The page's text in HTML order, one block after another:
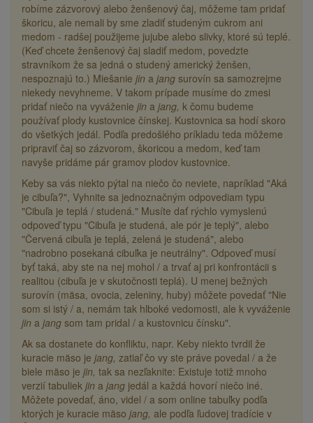
robíme zázvorový alebo ženšenový čaj, môžeme tam pridať
škoricu, ale nemali by sme zladiť studeným cukrom ani
medom - radšej použijeme jujube alebo slivky, ktoré sú teplé.
(Keď chcete ženšenový čaj sladiť medom, povedzte
stravníkom že sa jedná o studený americký ženšen,
nespoznajú to.) Miešanie jin a jang surovín sa samozrejme
niekedy nevyhneme. V takom prípade musíme do zmesi
pridať niečo na vyváženie jin a jang, k čomu budeme
používať plody kustovnice čínskej. Kustovnica sa hodí skoro
do všetkých jedál. Podľa predošlého príkladu teda môžeme
pripraviť čaj so zázvorom, škoricou a medom, keď tam
navyše pridáme pár gramov plodov kustovnice.
Keby sa vás niekto pýtal na niečo čo neviete, napríklad "Aká
je cibuľa?", Vyhnite sa jednoznačným odpovediam typu
"Cibuľa je teplá / studená." Musíte dať rýchlo vymyslenú
odpoveď typu "Cibuľa je studená, ale pór je teplý", alebo
"Červená cibuľa je teplá, zelená je studená", alebo
"nadrobno posekaná cibuľka je neutrálny". Odpoveď musí
byť taká, aby ste na nej mohol / a trvať aj pri konfrontácii s
realitou (cibuľa je v skutočnosti teplá). U menej bežných
surovín (mäsa, ovocia, zeleniny, huby) môžete povedať "Nie
som si istý / a, nemám tak hlboké vedomosti, ale k vyváženie
jin a jang som tam pridal / a kustovnicu čínsku".
Ak sa dostanete do konfliktu, napr. Keby niekto tvrdil že
kuracie mäso je jang, zatiaľ čo vy ste práve povedal / a že
biele mäso je jin, tak sa nezľaknite: Existuje totiž mnoho
verzií tabuliek jin a jang jedál a každá hovorí niečo iné.
Môžete povedať, áno, videl / a som online tabuľky podľa
ktorých je kuracie mäso jang, ale podľa ľudovej tradície v